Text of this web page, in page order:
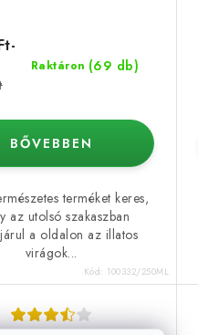
Raktáron (69 db)
BŐVEBBEN
terméket keres,
az utolsó szakaszban
a oldalon az illatos
virágok...
Kód: 100332/250ML